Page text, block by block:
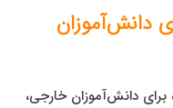
دانش‌آموزان
برای دانش‌آموزان خارجی،